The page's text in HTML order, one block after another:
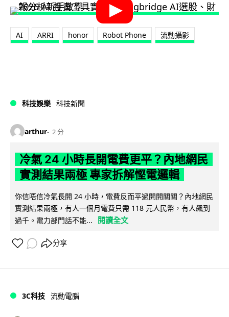
AI ARRI honor Robot Phone 流動攝影
科技娛樂 科技新聞
arthur 2 分
冷氣 24 小時長開電費更平？內地網民
實測結果兩極 專家拆解慳電邏輯
你信唔信冷氣長開 24 小時，電費反而平過開開關關？內地網民
實測結果兩極，有人一個月電費只需 118 元人民幣，有人飆到
過千。電力部門話不能...
閱讀全文
分享
3C科技 流動電腦